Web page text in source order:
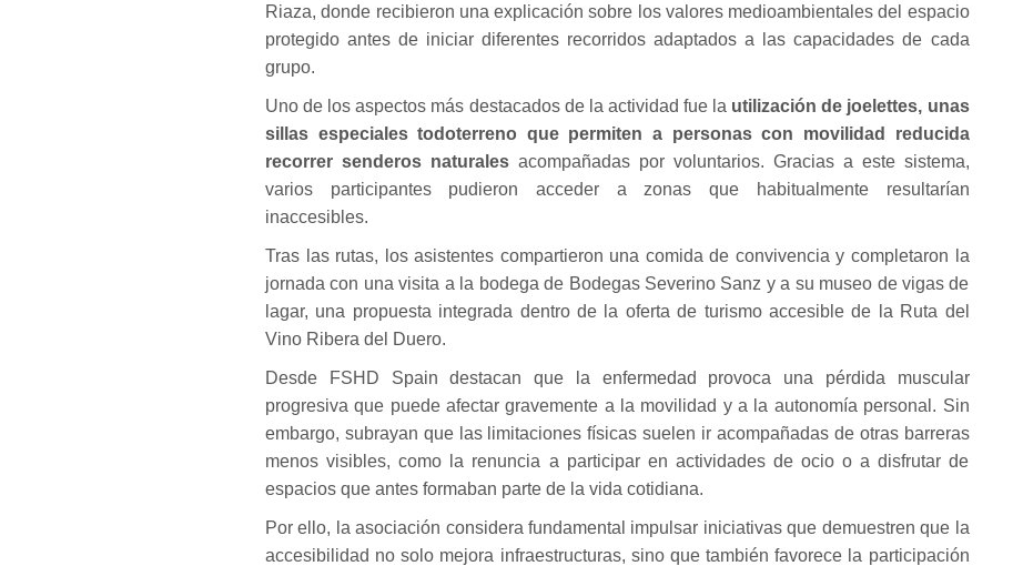
Riaza, donde recibieron una explicación sobre los valores medioambientales del espacio
protegido antes de iniciar diferentes recorridos adaptados a las capacidades de cada
grupo.
Uno de los aspectos más destacados de la actividad fue la utilización de joelettes, unas
sillas especiales todoterreno que permiten a personas con movilidad reducida
recorrer senderos naturales acompañadas por voluntarios. Gracias a este sistema,
varios participantes pudieron acceder a zonas que habitualmente resultarían
inaccesibles.
Tras las rutas, los asistentes compartieron una comida de convivencia y completaron la
jornada con una visita a la bodega de Bodegas Severino Sanz y a su museo de vigas de
lagar, una propuesta integrada dentro de la oferta de turismo accesible de la Ruta del
Vino Ribera del Duero.
Desde FSHD Spain destacan que la enfermedad provoca una pérdida muscular
progresiva que puede afectar gravemente a la movilidad y a la autonomía personal. Sin
embargo, subrayan que las limitaciones físicas suelen ir acompañadas de otras barreras
menos visibles, como la renuncia a participar en actividades de ocio o a disfrutar de
espacios que antes formaban parte de la vida cotidiana.
Por ello, la asociación considera fundamental impulsar iniciativas que demuestren que la
accesibilidad no solo mejora infraestructuras, sino que también favorece la participación